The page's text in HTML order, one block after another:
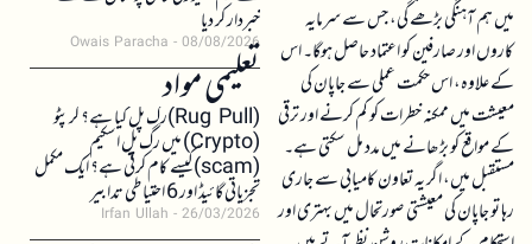
میں ہم آہنگی بڑھے گی، جس سے سرمایہ
کاروں اور صارفین کو اعتماد حاصل ہوگا۔ اس
کے علاوہ، اس حکمت عملی سے جاپان کی
معیشت میں ممکنہ خطرات کو کم کرنے اور ترقی
کے مواقع کو بڑھانے میں مدد مل سکتی ہے۔
مستقبل میں، اگر یہ تعاون کامیابی سے جاری
رہا تو جاپان کی معیشتی صورتحال میں بہتری اور
خبردار کر دیا
Owais Paracha 08/08/2026
تعلیمی مواد(Rug Pull)رگ پل کیا ہے؟ کرپٹو
(Crypto) میں رگ پل اسکیم
(scam)کیسے کام کرتی ہے؟ ایک مکمل
تجزیاتی گائیڈ اور 6 احتیاطی تدابیر
Irfan Ullah 26/03/2026